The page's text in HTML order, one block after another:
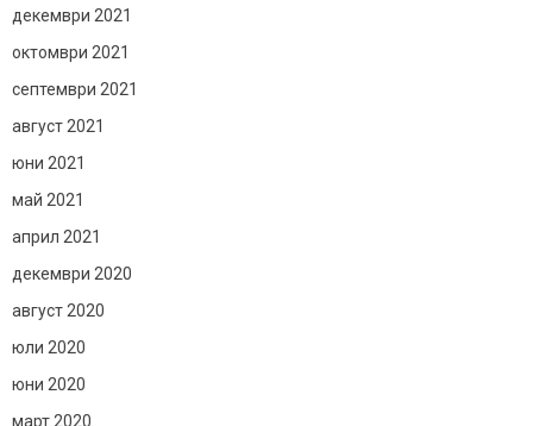
декември 2021
октомври 2021
септември 2021
август 2021
юни 2021
май 2021
април 2021
декември 2020
август 2020
юли 2020
юни 2020
март 2020